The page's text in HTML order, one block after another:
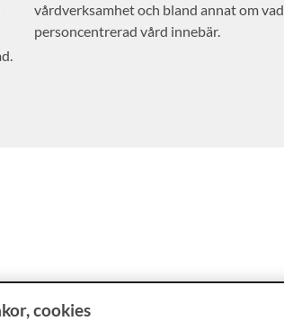
vårdverksamhet och bland annat om vad
personcentrerad vård innebär.
cookies